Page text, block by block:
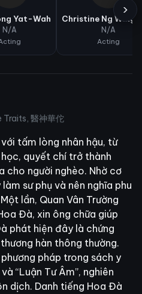
Yat-Wah
N/A
Christine Ng Wing-
N/A
Acting
›
Traits, 醫神華佗
tấm lòng nhân hậu, từ
quyết chí trở thành
cho người nghèo. Nhờ cơ
sư phụ và nên nghĩa phu
lần, Quan Vân Trường
Đà, xin ông chữa giúp
phát hiện đây là chứng
hàn thông thường.
pháp trong sách y
“Luận Tư Âm”, nghiên
dịch. Danh tiếng Hoa Đà